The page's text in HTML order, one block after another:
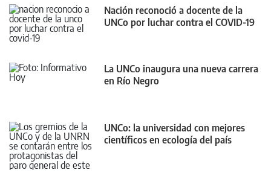
Nación reconoció a docente de la
UNCo por luchar contra el COVID-19
La UNCo inaugura una nueva carrera
en Río Negro
UNCo: la universidad con mejores
científicos en ecología del país